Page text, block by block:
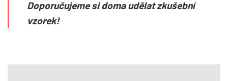
Doporučujeme si doma udělat zkušební
vzorek!